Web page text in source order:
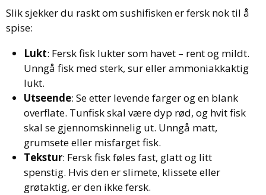
Slik sjekker du raskt om sushifisken er fersk nok til å
spise:
Lukt: Fersk fisk lukter som havet – rent og mildt.
Unngå fisk med sterk, sur eller ammoniakkaktig
lukt.
Utseende: Se etter levende farger og en blank
overflate. Tunfisk skal være dyp rød, og hvit fisk
skal se gjennomskinnelig ut. Unngå matt,
grumsete eller misfarget fisk.
Tekstur: Fersk fisk føles fast, glatt og litt
spenstig. Hvis den er slimete, klissete eller
grøtaktig, er den ikke fersk.